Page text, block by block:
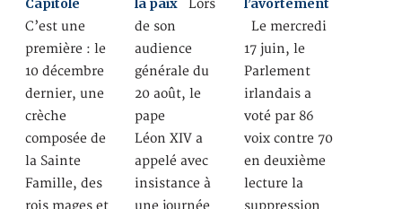
Capitole
C’est une
première : le
10 décembre
dernier, une
crèche
composée de
la Sainte
Famille, des
la paix Lors
de son
audience
générale du
20 août, le
pape
Léon XIV a
appelé avec
insistance à
l’avortement
Le mercredi
17 juin, le
Parlement
irlandais a
voté par 86
voix contre 70
en deuxième
lecture la